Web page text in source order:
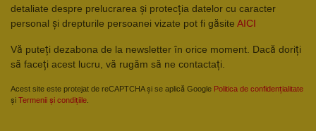
detaliate despre prelucrarea și protecția datelor cu caracter
personal și drepturile persoanei vizate pot fi găsite AICI
Vă puteți dezabona de la newsletter în orice moment. Dacă doriți
să faceți acest lucru, vă rugăm să ne contactați.
Acest site este protejat de reCAPTCHA și se aplică Google Politica de confidențialitate
și Termenii și condițiile